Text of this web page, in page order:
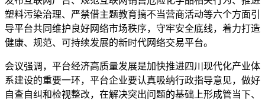
塑料污染治理、严禁借主题教育搞不当营商活动等六个方面引
导平台共同维护良好网络市场秩序，守牢安全底线，着力打造
健康、规范、可持续发展的新时代网络交易平台。
会议强调，平台经济高质量发展是加快推进四川现代化产业体
系建设的重要一环，平台企业要认真吸纳行政指导意见，做好
自查自纠和检视整改，在解决突出问题的基础上形成管当下、